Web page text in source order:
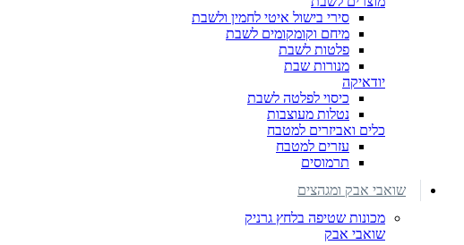
סירי בישול איטי לחמין ולשבת
מיחם וקומקומים לשבת
פלטות לשבת
מנורות שבת
יודאיקה
כיסוי לפלטה לשבת
נטלות מעוצבות
כלים ואביזרים למטבח
עזרים למטבח
תרמוסים
שואבי אבק ומגהצים
מכונות שטיפה בלחץ גרניק
שואבי אבק